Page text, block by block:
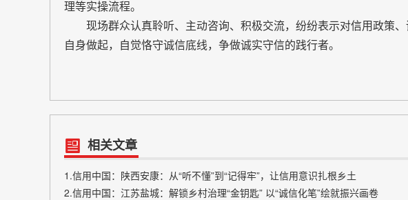
理等实操流程。
现场群众认真聆听、主动咨询、积极交流，纷纷表示对信用政策、
自身做起，自觉恪守诚信底线，争做诚实守信的践行者。
相关文章
1.信用中国：陕西安康：从“听不懂”到“记得牢”，让信用意识扎根乡土
2.信用中国：江苏盐城：解锁乡村治理“金钥匙” 以“诚信化笔”绘就振兴画卷